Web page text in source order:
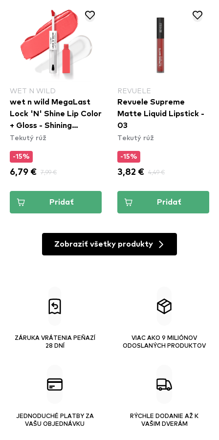
WET N WILD
wet n wild MegaLast
Lock 'N' Shine Lip Color
+ Gloss - Shining
Hibiscus
Tekutý rúž
-15%
6,79 € 7,99 €
Pridať
REVUELE
Revuele Supreme
Matte Liquid Lipstick -
03
Tekutý rúž
-15%
3,82 € 4,49 €
Pridať
Zobraziť všetky produkty
ZÁRUKA VRÁTENIA PEŇAZÍ
28 DNÍ
VIAC AKO 9 MILIÓNOV
ODOSLANÝCH PRODUKTOV
JEDNODUCHÉ PLATBY ZA
VAŠU OBJEDNÁVKU
RÝCHLE DODANIE AŽ K
VAŠIM DVERÁM